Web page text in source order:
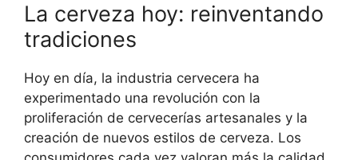
La cerveza hoy: reinventando
tradiciones
Hoy en día, la industria cervecera ha
experimentado una revolución con la
proliferación de cervecerías artesanales y la
creación de nuevos estilos de cerveza. Los